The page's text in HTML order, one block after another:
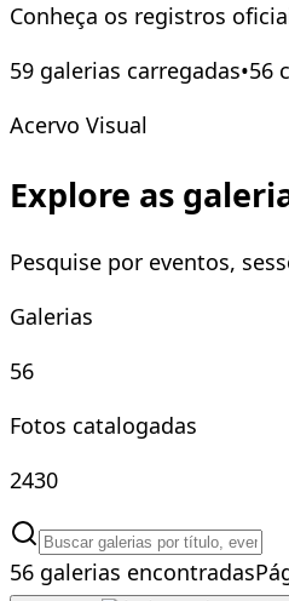
Conheça os registros
59 galerias carregadas•56
Acervo Visual
Explore as
Pesquise por eventos,
Galerias
56
Fotos catalogadas
2430
56 galerias encontradas